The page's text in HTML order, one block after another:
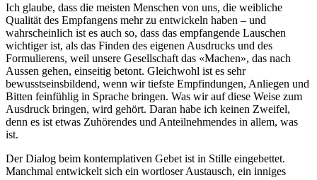
Ich glaube, dass die meisten Menschen von uns, die weibliche
Qualität des Empfangens mehr zu entwickeln haben – und
wahrscheinlich ist es auch so, dass das empfangende Lauschen
wichtiger ist, als das Finden des eigenen Ausdrucks und des
Formulierens, weil unsere Gesellschaft das «Machen», das nach
Aussen gehen, einseitig betont. Gleichwohl ist es sehr
bewusstseinsbildend, wenn wir tiefste Empfindungen, Anliegen und
Bitten feinfühlig in Sprache bringen. Was wir auf diese Weise zum
Ausdruck bringen, wird gehört. Daran habe ich keinen Zweifel,
denn es ist etwas Zuhörendes und Anteilnehmendes in allem, was
ist.
Der Dialog beim kontemplativen Gebet ist in Stille eingebettet.
Manchmal entwickelt sich ein wortloser Austausch, ein inniges